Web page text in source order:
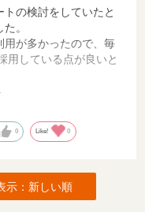
の検討をしていたと
。
用が多かったので、毎
用している点が良いと
や重いように感じま
よかったです。
買い得な買い物と感
0 Like! 0
示：新しい順